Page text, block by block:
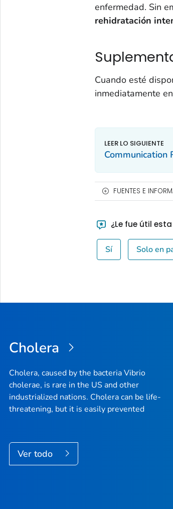
enfermedad. Sin
rehidratación
Cuando esté
inmediatamente
Communication
FUENTES E
¿Le fue útil
Sí Solo en
Cholera
Cholera, caused by the bacteria Vibrio
cholerae, is rare in the US and other
industrialized nations. Cholera can be life-
threatening, but it is easily prevented
Ver todo